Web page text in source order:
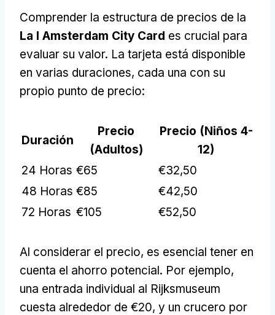
Comprender la estructura de precios de la
La I Amsterdam City Card es crucial para
evaluar su valor. La tarjeta está disponible
en varias duraciones, cada una con su
propio punto de precio:
Duración
Precio
(Adultos)
Precio (Niños 4-
12)
24 Horas €65
€32,50
48 Horas €85
€42,50
72 Horas €105 €52,50
Al considerar el precio, es esencial tener en
cuenta el ahorro potencial. Por ejemplo,
una entrada individual al Rijksmuseum
cuesta alrededor de €20, y un crucero por